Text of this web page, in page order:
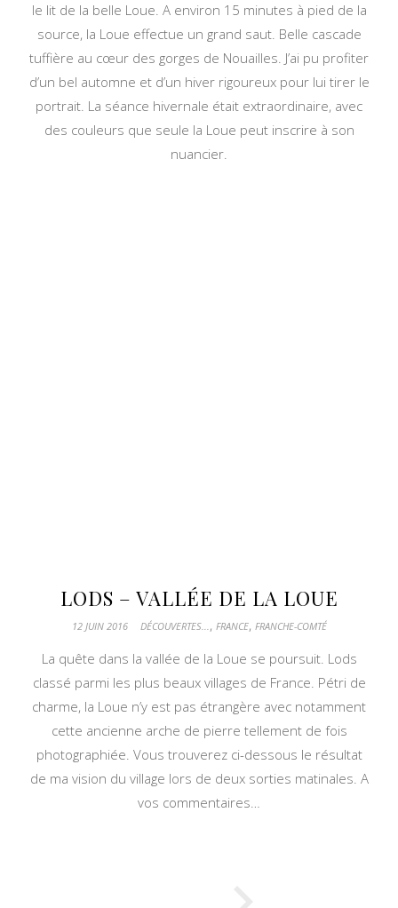
le lit de la belle Loue. A environ 15 minutes à pied de la
source, la Loue effectue un grand saut. Belle cascade
tuffière au cœur des gorges de Nouailles. J’ai pu profiter
d’un bel automne et d’un hiver rigoureux pour lui tirer le
portrait. La séance hivernale était extraordinaire, avec
des couleurs que seule la Loue peut inscrire à son
nuancier.
LODS – VALLÉE DE LA LOUE
12 JUIN 2016 DÉCOUVERTES..., FRANCE, FRANCHE-COMTÉ
La quête dans la vallée de la Loue se poursuit. Lods
classé parmi les plus beaux villages de France. Pétri de
charme, la Loue n’y est pas étrangère avec notamment
cette ancienne arche de pierre tellement de fois
photographiée. Vous trouverez ci-dessous le résultat
de ma vision du village lors de deux sorties matinales. A
vos commentaires…